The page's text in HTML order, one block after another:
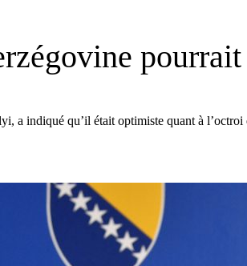
a indiqué qu’il était optimiste quant à